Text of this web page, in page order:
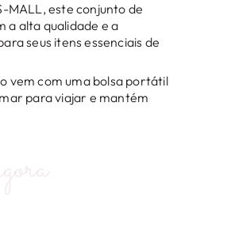
MALL, este conjunto de
a alta qualidade e a
seus itens essenciais de
vem com uma bolsa portátil
para viajar e mantém